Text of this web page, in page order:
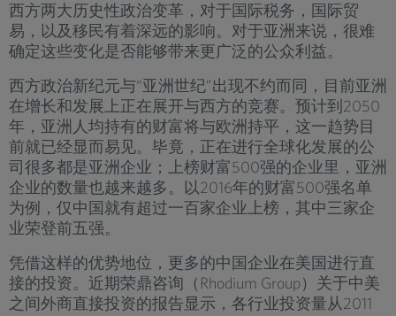
西方两大历史性政治变革，对于国际税务，国际贸
易，以及移民有着深远的影响。对于亚洲来说，很难
确定这些变化是否能够带来更广泛的公众利益。
西方政治新纪元与“亚洲世纪”出现不约而同，目前亚洲
在增长和发展上正在展开与西方的竞赛。预计到2050
年，亚洲人均持有的财富将与欧洲持平，这一趋势目
前就已经显而易见。毕竟，正在进行全球化发展的公
司很多都是亚洲企业；上榜财富500强的企业里，亚洲
企业的数量也越来越多。以2016年的财富500强名单
为例，仅中国就有超过一百家企业上榜，其中三家企
业荣登前五强。
凭借这样的优势地位，更多的中国企业在美国进行直
接的投资。近期荣鼎咨询（Rhodium Group）关于中美
之间外商直接投资的报告显示，各行业投资量从2011